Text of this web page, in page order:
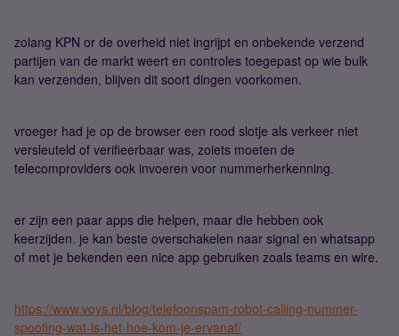
zolang KPN or de overheid niet ingrijpt en onbekende verzend
partijen van de markt weert en controles toegepast op wie bulk
kan verzenden, blijven dit soort dingen voorkomen.
vroeger had je op de browser een rood slotje als verkeer niet
versleuteld of verifieerbaar was, zoiets moeten de
telecomproviders ook invoeren voor nummerherkenning.
er zijn een paar apps die helpen, maar die hebben ook
keerzijden. je kan beste overschakelen naar signal en whatsapp
of met je bekenden een nice app gebruiken zoals teams en wire.
https://www.voys.nl/blog/telefoonspam-robot-calling-nummer-
spoofing-wat-is-het-hoe-kom-je-ervanaf/